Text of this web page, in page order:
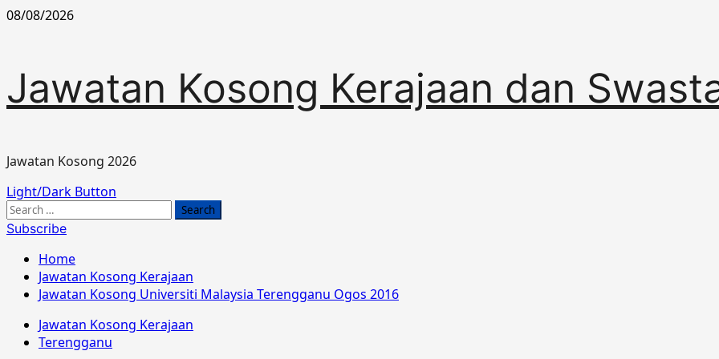
Skip
08/08/2026
Jawatan Kosong Kerajaan dan
Jawatan Kosong 2026
Primary
Menu
Light/Dark Button
Search
for:
Subscribe
Home
Jawatan Kosong Kerajaan
Jawatan Kosong Universiti Malaysia Terengganu Ogos 2016
Jawatan Kosong Kerajaan
Terengganu